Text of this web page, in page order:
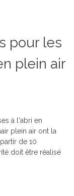
pour les
plein air
à l'abri en
plein air ont la
de 10
doit être réalisé